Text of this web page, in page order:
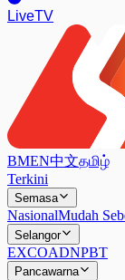
LiveTV
BMEN中文தமிழ்
Terkini
Semasa
NasionalMudah
Selangor
EXCOADNPBT
Pancawarna